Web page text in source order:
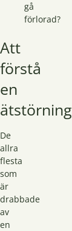
gå
förlorad?
Att
förstå
en
ätstörning
De
allra
flesta
som
är
drabbade
av
en